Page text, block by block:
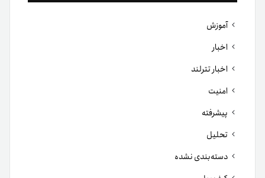
آموزش
اخبار
اخبار تترلند
امنیت
پیشرفته
تحلیل
دسته‌بندی نشده